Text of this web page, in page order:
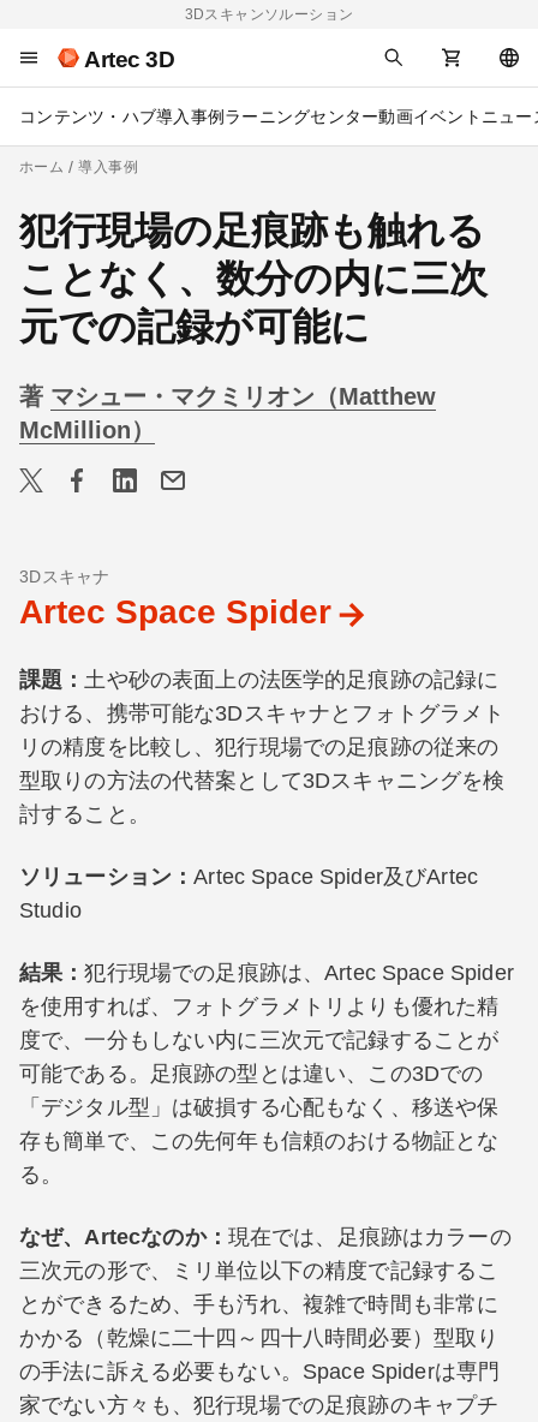
3Dスキャンソルーション
Artec 3D
コンテンツ・ハブ導入事例 ラーニングセンター動画イベント ニュー
ホーム 導入事例
犯行現場の足痕跡も触れる
ことなく、数分の内に三次
元での記録が可能に
著 マシュー・マクミリオン（Matthew
McMillion）
3Dスキャナ
Artec Space Spider
課題：土や砂の表面上の法医学的足痕跡の記録に
おける、携帯可能な3Dスキャナとフォトグラメト
リの精度を比較し、犯行現場での足痕跡の従来の
型取りの方法の代替案として3Dスキャニングを検
討すること。
ソリューション ：Artec Space Spider及びArtec
Studio
結果：犯行現場での足痕跡は、Artec Space Spider
を使用すれば、フォトグラメトリよりも優れた精
度で、一分もしない内に三次元で記録することが
可能である。足痕跡の型とは違い、この3Dでの
「デジタル型」は破損する心配もなく、移送や保
存も簡単で、この先何年も信頼のおける物証とな
る。
なぜ、Artecなのか： 現在では、足痕跡はカラーの
三次元の形で、ミリ単位以下の精度で記録するこ
とができるため、手も汚れ、複雑で時間も非常に
かかる（乾燥に二十四～四十八時間必要）型取り
の手法に訴える必要もない。Space Spiderは専門
家でない方々も、犯行現場での足痕跡のキャプチ